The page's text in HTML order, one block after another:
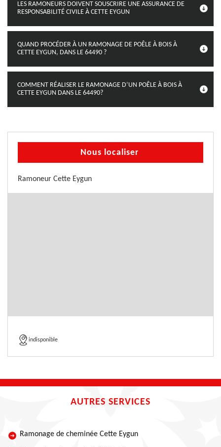
LES RAMONEURS DOIVENT SOUSCRIRE UNE ASSURANCE DE
RESPONSABILITÉ CIVILE À CETTE EYGUN
QUAND PROCÉDER À UN RAMONAGE DE POÊLE À BOIS À
CETTE EYGUN, DANS LE 64490 ?
COMMENT RÉALISER LE RAMONAGE D’UN POÊLE À BOIS À
CETTE EYGUN DANS LE 64490?
Nous localiser
Ramoneur Cette Eygun
indisponible
AUTRES SERVICES
Ramonage de cheminée Cette Eygun